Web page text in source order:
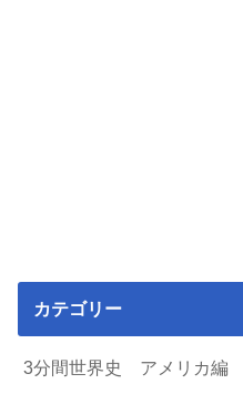
カテゴリー
3分間世界史 アメリカ編